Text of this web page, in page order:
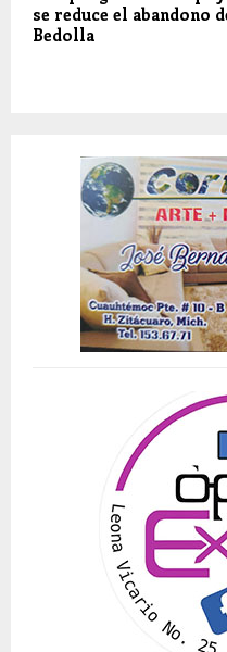
se reduce el abandono
Bedolla